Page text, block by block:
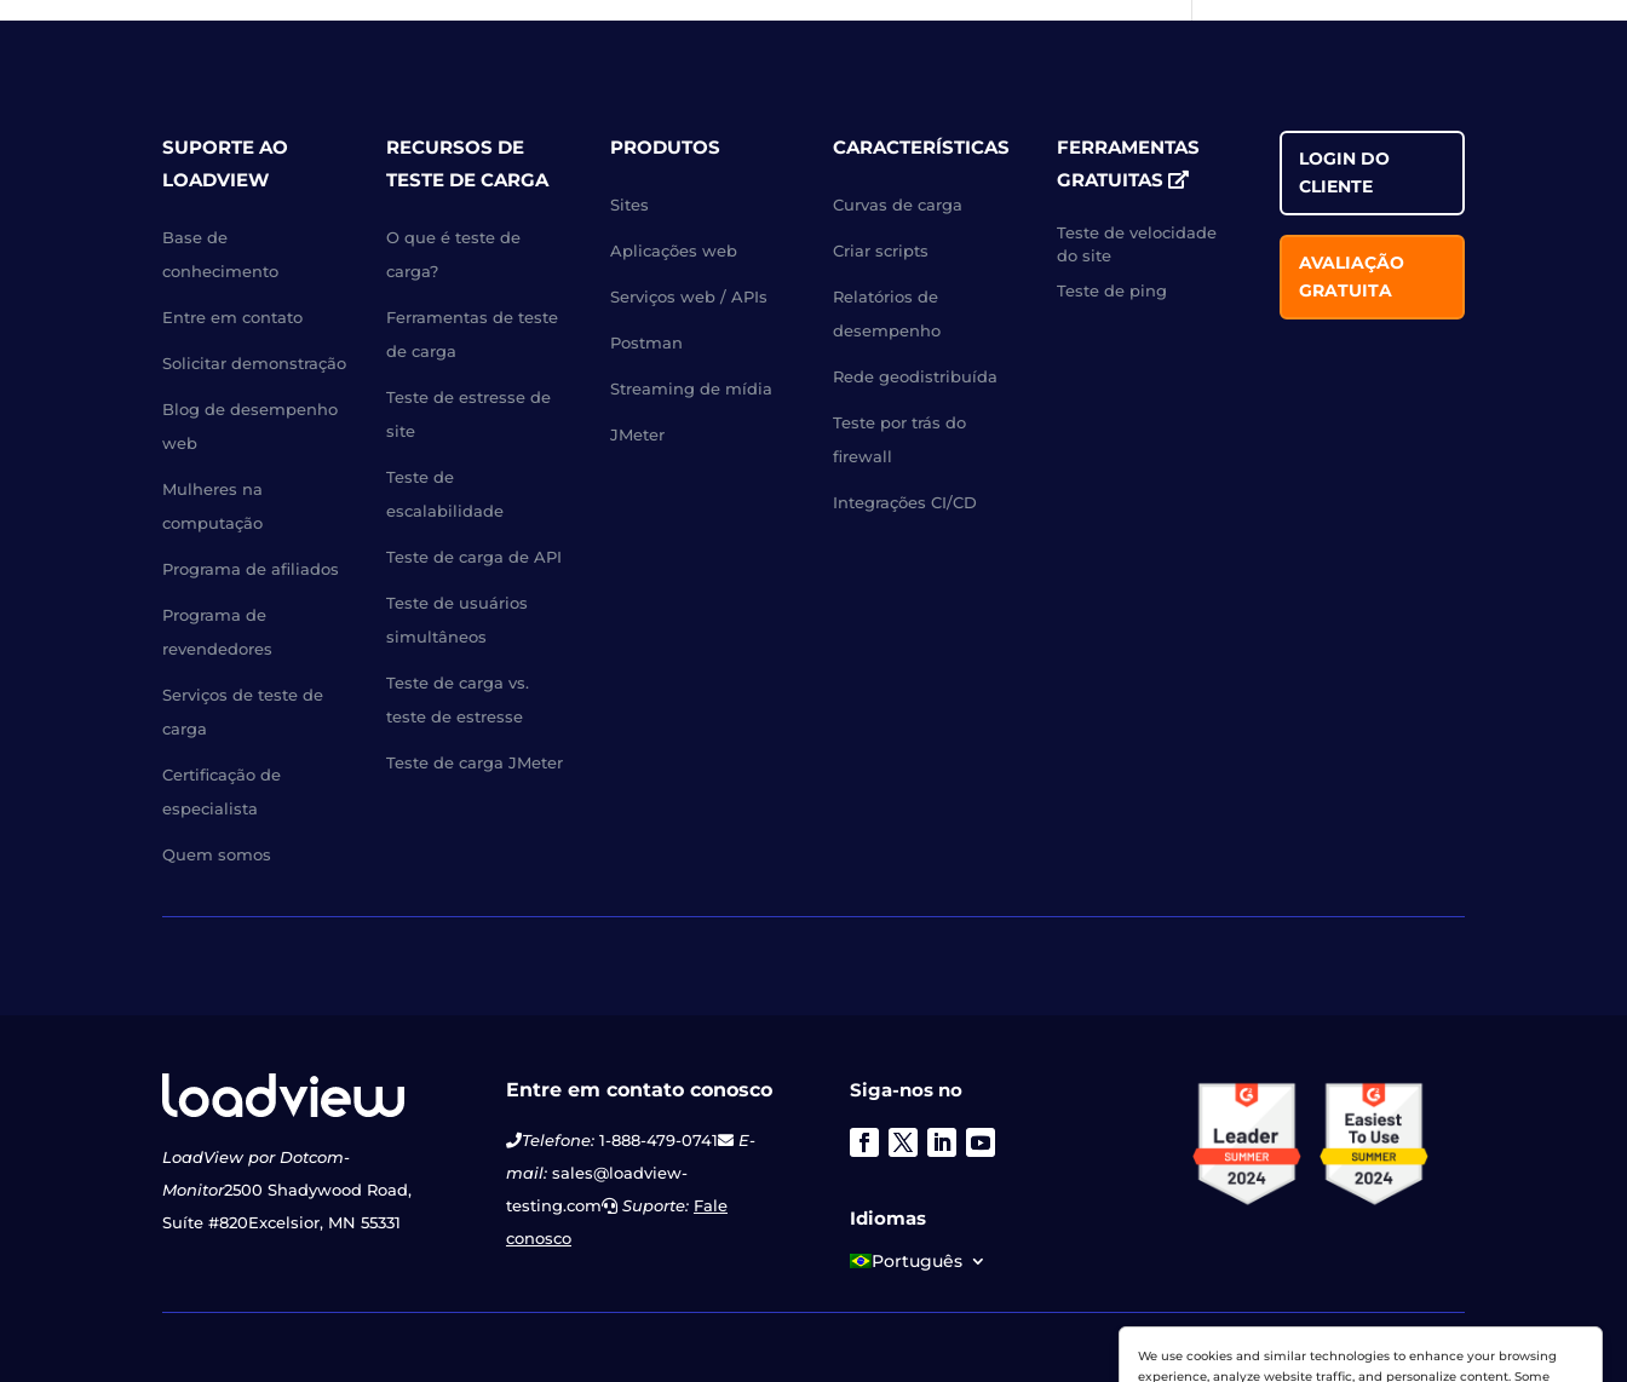
SUPORTE AO
LOADVIEW
Base de
conhecimento
Entre em contato
Solicitar demonstração
Blog de desempenho
web
Mulheres na
computação
Programa de afiliados
Programa de
revendedores
Serviços de teste de
carga
Certificação de
especialista
Quem somos
RECURSOS DE
TESTE DE CARGA
O que é teste de
carga?
Ferramentas de teste
de carga
Teste de estresse de
site
Teste de
escalabilidade
Teste de carga de API
Teste de usuários
simultâneos
Teste de carga vs.
teste de estresse
Teste de carga JMeter
PRODUTOS
Sites
Aplicações web
Serviços web / APIs
Postman
Streaming de mídia
JMeter
CARACTERÍSTICAS
Curvas de carga
Criar scripts
Relatórios de
desempenho
Rede geodistribuída
Teste por trás do
firewall
Integrações CI/CD
FERRAMENTAS
GRATUITAS
Teste de velocidade
do site
Teste de ping
LOGIN DO
CLIENTE
AVALIAÇÃO
GRATUITA
LoadView por Dotcom-
Monitor2500 Shadywood Road,
Suíte #820Excelsior, MN 55331
Entre em contato conosco
Telefone:1-888-479-0741
E-
mail:sales@loadview-
testing.com
Suporte: Fale
conosco
Siga-nos no
Idiomas
Português
We use cookies and similar technologies to enhance your browsing
experience, analyze website traffic, and personalize content. Some